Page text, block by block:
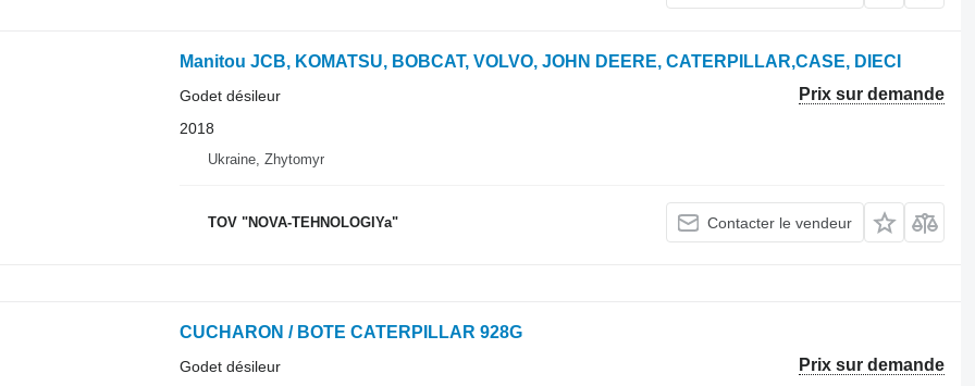
Manitou JCB, KOMATSU, BOBCAT, VOLVO, JOHN DEERE, CATERPILLAR,CASE, DIECI
Prix sur demande
Godet désileur
2018
Ukraine, Zhytomyr
TOV "NOVA-TEHNOLOGIYa" Contacter le vendeur
CUCHARON / BOTE CATERPILLAR 928G
Prix sur demande
Godet désileur